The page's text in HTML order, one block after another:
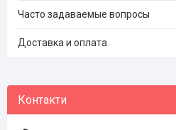
Часто задаваемые вопросы
Доставка и оплата